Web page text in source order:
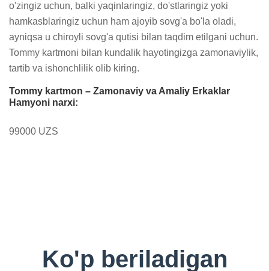
o'zingiz uchun, balki yaqinlaringiz, do'stlaringiz yoki
hamkasblaringiz uchun ham ajoyib sovg'a bo'la oladi,
ayniqsa u chiroyli sovg'a qutisi bilan taqdim etilgani uchun.
Tommy kartmoni bilan kundalik hayotingizga zamonaviylik,
tartib va ishonchlilik olib kiring.
Tommy kartmon – Zamonaviy va Amaliy Erkaklar
Hamyoni narxi:
99000 UZS
Ko'p beriladigan